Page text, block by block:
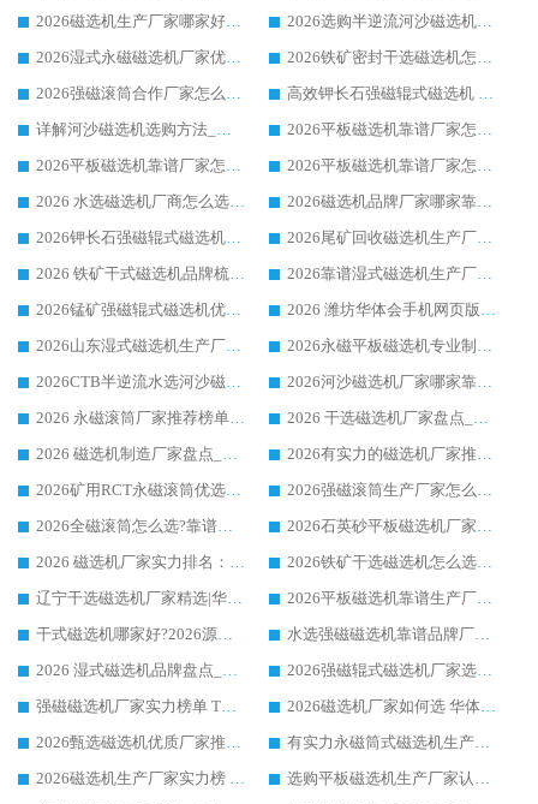
2026磁选机生产厂家哪家好?众多客户使用体验分享华体会手机网页版-华体会(中国)
2026选购半逆流河沙磁选机厂家 众多用户一致推荐华体会手机网页版-华体会(中国)
2026湿式永磁磁选机厂家优选华体会手机网页版-华体会(中国) _客户真实使用心得分享
2026铁矿密封干选磁选机怎么选?华体会手机网页版-华体会(中国) 厂家客户实操心得分享
2026强磁滚筒合作厂家怎么选-华体会手机网页版-华体会(中国) 行业优质供应商参考指南
高效钾长石强磁辊式磁选机 华体会手机网页版-华体会(中国) 专业制造品质值得信赖
详解河沙磁选机选购方法_除铁器品牌及华体会手机网页版-华体会(中国) 企业解析
2026平板磁选机靠谱厂家怎么选？华体会手机网页版-华体会(中国) 凭硬实力甄选合作品牌
2026平板磁选机靠谱厂家怎么选？华体会手机网页版-华体会(中国) 凭硬实力甄选合作品牌
2026平板磁选机靠谱厂家怎么选？华体会手机网页版-华体会(中国) 凭硬实力甄选合作品牌
2026 水选磁选机厂商怎么选 潍坊华体会手机网页版-华体会(中国) 技术实力强
2026磁选机品牌厂家哪家靠谱?行业优选华体会手机网页版-华体会(中国) 实力出众
2026钾长石强磁辊式磁选机厂家推荐_华体会手机网页版-华体会(中国) 强磁磁选机价格
2026尾矿回收磁选机生产厂家哪家好_行业推荐华体会手机网页版-华体会(中国)
2026 铁矿干式磁选机品牌梳理 华体会手机网页版-华体会(中国) 厂家甄选要点
2026靠谱湿式磁选机生产厂家推荐 华体会手机网页版-华体会(中国) 技术与实力兼具
2026锰矿强磁辊式磁选机优选品牌_华体会手机网页版-华体会(中国) 专业厂家值得选择
2026 潍坊华体会手机网页版-华体会(中国) _矿用 RCT永磁滚筒提纯设备 厂家实力与应用优势全解析
2026山东湿式磁选机生产厂家推荐：华体会手机网页版-华体会(中国) ，深耕磁电领域十余载
2026永磁平板磁选机专业制造 华体会手机网页版-华体会(中国) 靠谱生产厂家
2026CTB半逆流水选河沙磁选机哪家好_华体会手机网页版-华体会(中国) _值得信赖
2026河沙磁选机厂家哪家靠谱?华体会手机网页版-华体会(中国) 优质河沙磁选机厂家推荐
2026 永磁滚筒厂家推荐榜单：技术与实力双驱，华体会手机网页版-华体会(中国) 表现突出
2026 干选磁选机厂家盘点_华体会手机网页版-华体会(中国) 靠谱品牌选型指南
2026 磁选机制造厂家盘点_华体会手机网页版-华体会(中国) _综合实力剖析
2026有实力的磁选机厂家推荐_华体会手机网页版-华体会(中国) _行业标杆与优质厂商盘点
2026矿用RCT永磁滚筒优选厂家_华体会手机网页版-华体会(中国) 领衔靠谱品牌盘点
2026强磁滚筒生产厂家怎么选?行业口碑推荐华体会手机网页版-华体会(中国)
2026全磁滚筒怎么选?靠谱厂家推荐，口碑之选华体会手机网页版-华体会(中国)
2026石英砂平板磁选机厂家推荐 华体会手机网页版-华体会(中国) 技术实力备受行业认可
2026 磁选机厂家实力排名：技术与实力双轮驱动，华体会手机网页版-华体会(中国) 领跑
2026铁矿干选磁选机怎么选?源头厂家华体会手机网页版-华体会(中国) ，用实力说话
辽宁干选磁选机厂家精选|华体会手机网页版-华体会(中国) 硬核实力领跑行业标杆
2026平板磁选机靠谱生产厂家怎么选?行业标杆华体会手机网页版-华体会(中国) ，凭硬实力脱颖而出
干式磁选机哪家好?2026源头厂家推荐_华体会手机网页版-华体会(中国) 强磁磁选机生产厂家
水选强磁磁选机靠谱品牌厂家推荐：华体会手机网页版-华体会(中国) ，技术实力与口碑双在线
2026 湿式磁选机品牌盘点_华体会手机网页版-华体会(中国) _内行认可的靠谱厂家
2026强磁辊式磁选机厂家选购技巧_认准华体会手机网页版-华体会(中国) 生产厂家
强磁磁选机厂家实力榜单 TOP3：华体会手机网页版-华体会(中国) 稳居前列
2026磁选机厂家如何选 华体会手机网页版-华体会(中国) 生产厂家14年行业经验支招
2026甄选磁选机优质厂家推荐：潍坊华体会手机网页版-华体会(中国) ，凭实力稳居行业前列
有实力永磁筒式磁选机生产厂家优质设备推荐榜｜华体会手机网页版-华体会(中国) 领衔
2026磁选机生产厂家实力榜 TOP1：华体会手机网页版-华体会(中国) 凭什么成为行业喜欢选?
选购平板磁选机生产厂家认准华体会手机网页版-华体会(中国) 老牌生产厂家收获众多回头客